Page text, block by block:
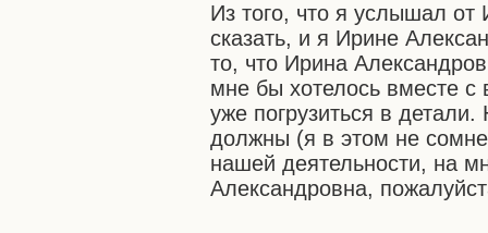
Из того, что я услышал
сказать, и я Ирине
то, что Ирина
мне бы хотелось вместе с
уже погрузиться в
должны (я в этом не
нашей деятельности, на
Александровна,